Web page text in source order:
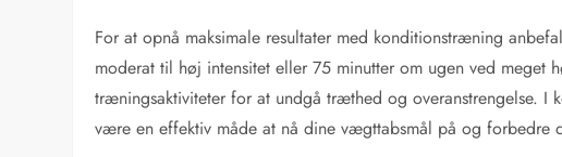
For at opnå maksimale resultater med konditionstræning
moderat til høj intensitet eller 75 minutter om ugen ved meget
træningsaktiviteter for at undgå træthed og overanstrengelse. I
være en effektiv måde at nå dine vægttabsmål på og forbedre